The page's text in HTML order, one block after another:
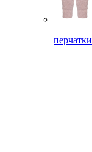
перчатки